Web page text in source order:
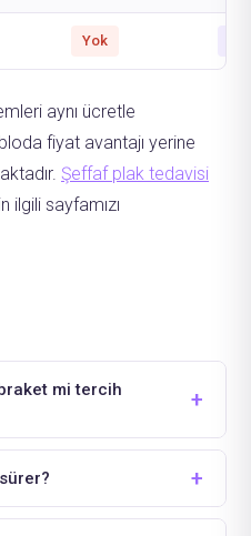
Yok
aynı ücretle
fiyat avantajı yerine
Şeffaf plak tedavisi
ilgili sayfamızı
mi tercih